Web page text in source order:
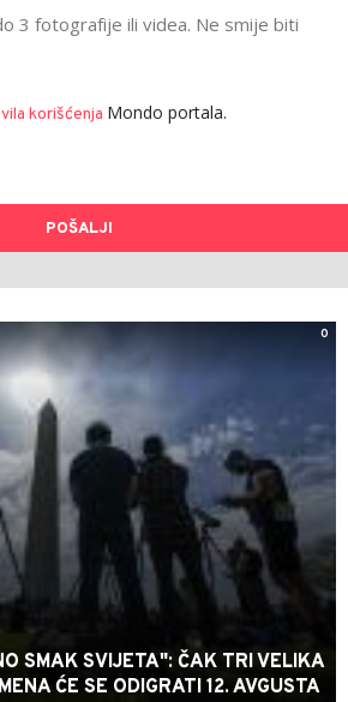
3 fotografije ili videa. Ne smije biti
korišćenja Mondo portala.
POŠALJI
0
SMAK SVIJETA": ČAK TRI VELIKA
ĆE SE ODIGRATI 12. AVGUSTA